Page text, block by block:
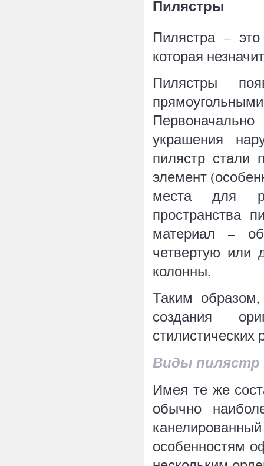
Пилястры
Пилястра – это
которая
Пилястры
украшения
пилястр стали
элемент
места для
пространства
материал –
четвертую или
колонны.
Таким
создания
стилистических
Виды пилястр
Имея те же
обычно
особенностям